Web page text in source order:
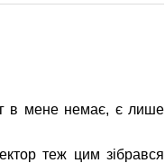
в мене немає, є лише
теж цим зібрався